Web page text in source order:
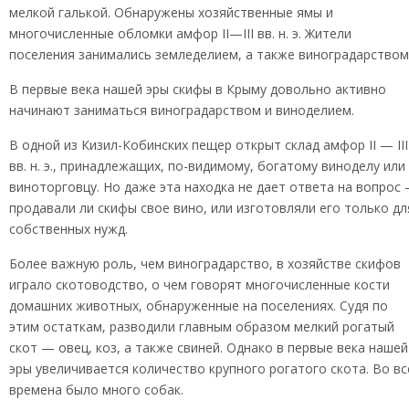
мелкой галькой. Обнаружены хозяйственные ямы и
многочисленные обломки амфор II—III вв. н. э. Жители
поселения занимались земледелием, а также
В первые века нашей эры скифы в Крыму довольно активно
начинают заниматься виноградарством и виноделием.
В одной из Кизил-Кобинских пещер открыт склад амфор II — III
вв. н. э., принадлежащих, по-видимому, богатому виноделу или
виноторговцу. Но даже эта находка не дает ответа на
продавали ли скифы свое вино, или изготовляли его только
собственных нужд.
Более важную роль, чем виноградарство, в хозяйстве скифов
играло скотоводство, о чем говорят многочисленные кости
домашних животных, обнаруженные на поселениях. Судя по
этим остаткам, разводили главным образом мелкий рогатый
скот — овец, коз, а также свиней. Однако в первые века нашей
эры увеличивается количество крупного рогатого скота. Во
времена было много собак.